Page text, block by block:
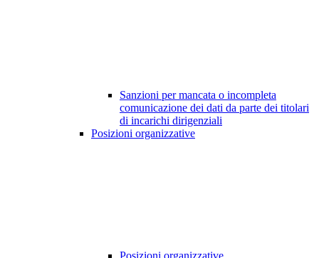
Sanzioni per mancata o incompleta
comunicazione dei dati da parte dei titolari
di incarichi dirigenziali
Posizioni organizzative